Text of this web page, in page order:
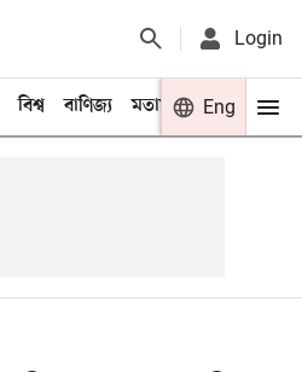
Login
বিশ্ব বাণিজ্য মতামত খেলা
Eng